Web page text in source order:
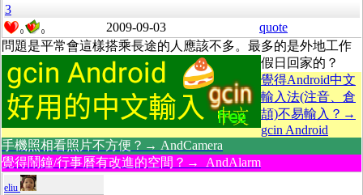
3
0 0 2009-09-03
quote
問題是平常會這樣搭乘長途的人應該不多。最多的是外地工作
假日回家的？
覺得Android中文
輸入法(注音、倉
頡)不易輸入？→
gcin Android
手機照相看照片不方便？→ AndCamera
覺得鬧鐘/行事曆有改進的空間？→ AndAlarm
eliu